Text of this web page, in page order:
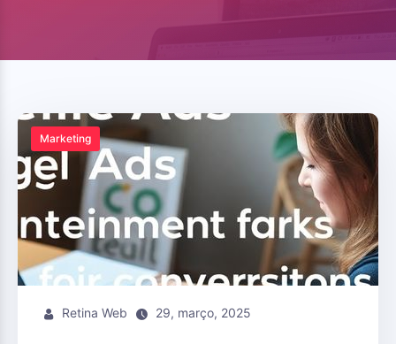
Marketing
Retina Web 29, março, 2025